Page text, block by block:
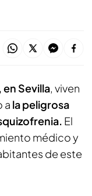
en Sevilla, viven
a la peligrosa
El
médico y
de este